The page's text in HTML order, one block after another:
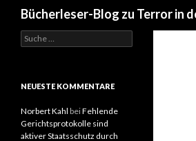
Bücherleser-Blog zu Terror in
u
e
a
c
h
NEUESTE KOMMENTARE
Norbert Kahl beiFehlende
Gerichtsprotokolle sind
aktiver Staatsschutz durch